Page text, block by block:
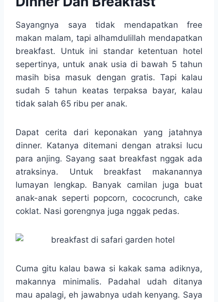
Sayangnya saya tidak mendapatkan free
makan malam, tapi alhamdulillah mendapatkan
breakfast. Untuk ini standar ketentuan hotel
sepertinya, untuk anak usia di bawah 5 tahun
masih bisa masuk dengan gratis. Tapi kalau
sudah 5 tahun keatas terpaksa bayar, kalau
tidak salah 65 ribu per anak.
Dapat cerita dari keponakan yang jatahnya
dinner. Katanya ditemani dengan atraksi lucu
para anjing. Sayang saat breakfast nggak ada
atraksinya. Untuk breakfast makanannya
lumayan lengkap. Banyak camilan juga buat
anak-anak seperti popcorn, cococrunch, cake
coklat. Nasi gorengnya juga nggak pedas.
Cuma gitu kalau bawa si kakak sama adiknya,
makannya minimalis. Padahal udah ditanya
mau apalagi, eh jawabnya udah kenyang. Saya